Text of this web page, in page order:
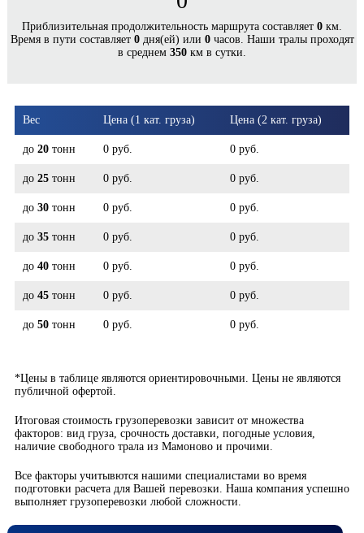
Приблизительная продолжительность маршрута составляет 0 км.
Время в пути составляет 0дня(ей) или 0часов. Наши тралы проходят
в среднем 350 км в сутки.
ЦЕНЫ НА ПЕРЕВОЗКУ НЕГАБАРИТНЫХ
ГРУЗОВ ПО МАРШРУТУ МАМОНОВО -
Вес Цена (1 кат. груза) Цена (2 кат. груза)
до 20тонн 0 руб. 0 руб.
до 25тонн 0 руб. 0 руб.
до 30тонн 0 руб. 0 руб.
до 35тонн 0 руб. 0 руб.
до 40тонн 0 руб. 0 руб.
до 45тонн 0 руб. 0 руб.
до 50тонн 0 руб. 0 руб.
*Цены в таблице являются ориентировочными. Цены не являются
публичной офертой.
Итоговая стоимость грузоперевозки зависит от множества
факторов: вид груза, срочность доставки, погодные условия,
наличие свободного трала из Мамоново и прочими.
Все факторы учитывются нашими специалистами во время
подготовки расчета для Вашей перевозки. Наша компания успешно
выполняет грузоперевозки любой сложности.